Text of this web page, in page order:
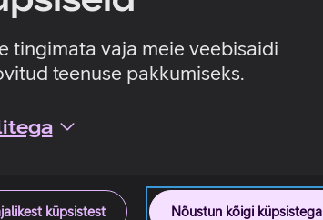
tingimata vaja meie veebisaidi
teenuse pakkumiseks.
Nõustun kõigi küpsistega
küpsistest